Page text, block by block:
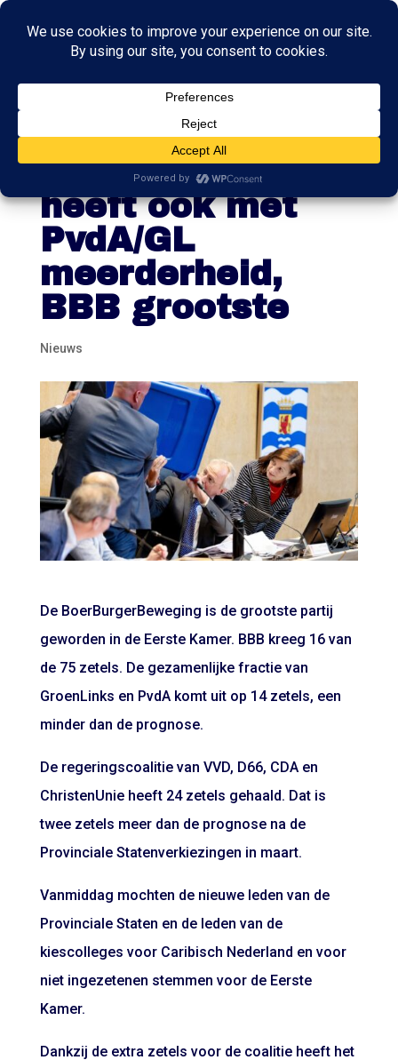
Nieuwe Eerste
Kamer: coalitie
heeft ook met
PvdA/GL
meerderheid,
BBB grootste
Nieuws
De BoerBurgerBeweging is de grootste partij
geworden in de Eerste Kamer. BBB kreeg 16 van
de 75 zetels. De gezamenlijke fractie van
GroenLinks en PvdA komt uit op 14 zetels, een
minder dan de prognose.
De regeringscoalitie van VVD, D66, CDA en
ChristenUnie heeft 24 zetels gehaald. Dat is
twee zetels meer dan de prognose na de
Provinciale Statenverkiezingen in maart.
Vanmiddag mochten de nieuwe leden van de
Provinciale Staten en de leden van de
kiescolleges voor Caribisch Nederland en voor
niet ingezetenen stemmen voor de Eerste
Kamer.
Dankzij de extra zetels voor de coalitie heeft het